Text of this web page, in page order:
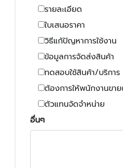
รายละเอียด
ใบเสนอราคา
วิธีแก้ปัญหาการใช้งาน
ข้อมูลการจัดส่งสินค้า
ทดสอบใช้สินค้า/บริการ
ต้องการให้พนักงานขา
ตัวแทนจัดจำหน่าย
อื่นๆ